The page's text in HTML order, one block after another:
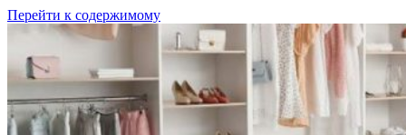
Перейти к содержимому